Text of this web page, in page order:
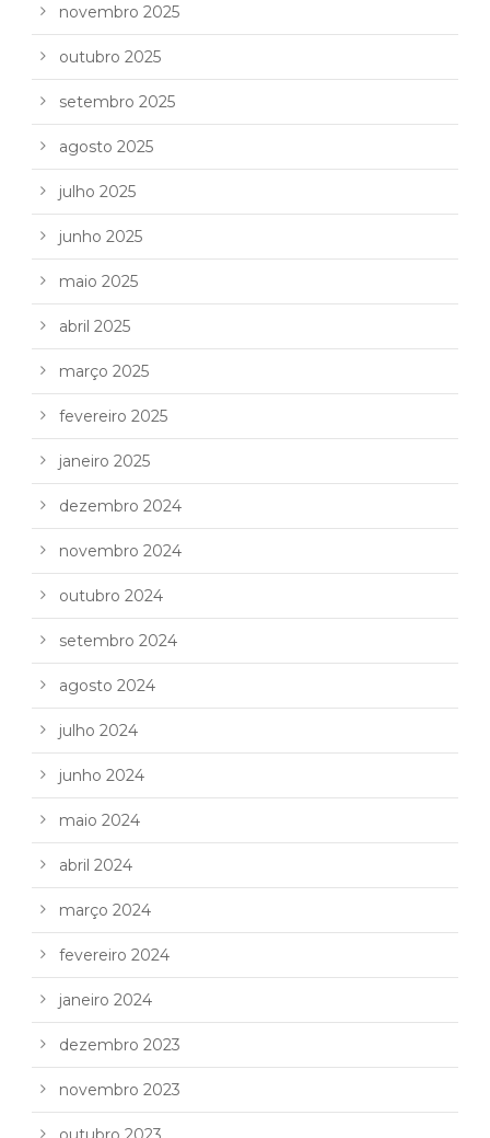
novembro 2025
outubro 2025
setembro 2025
agosto 2025
julho 2025
junho 2025
maio 2025
abril 2025
março 2025
fevereiro 2025
janeiro 2025
dezembro 2024
novembro 2024
outubro 2024
setembro 2024
agosto 2024
julho 2024
junho 2024
maio 2024
abril 2024
março 2024
fevereiro 2024
janeiro 2024
dezembro 2023
novembro 2023